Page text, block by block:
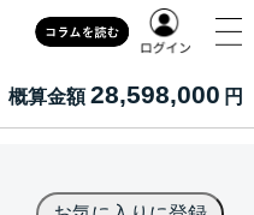
概算金額28,598,000 円